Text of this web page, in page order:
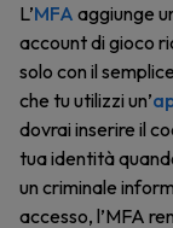
L’MFA aggiunge
account di gioco
solo con il
che tu utilizzi un’
dovrai inserire il
tua identità
un criminale
accesso, l’MFA